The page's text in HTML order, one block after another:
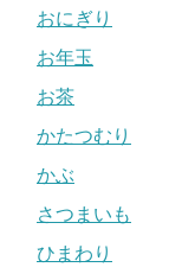
おにぎり
お年玉
お茶
かたつむり
かぶ
さつまいも
ひまわり